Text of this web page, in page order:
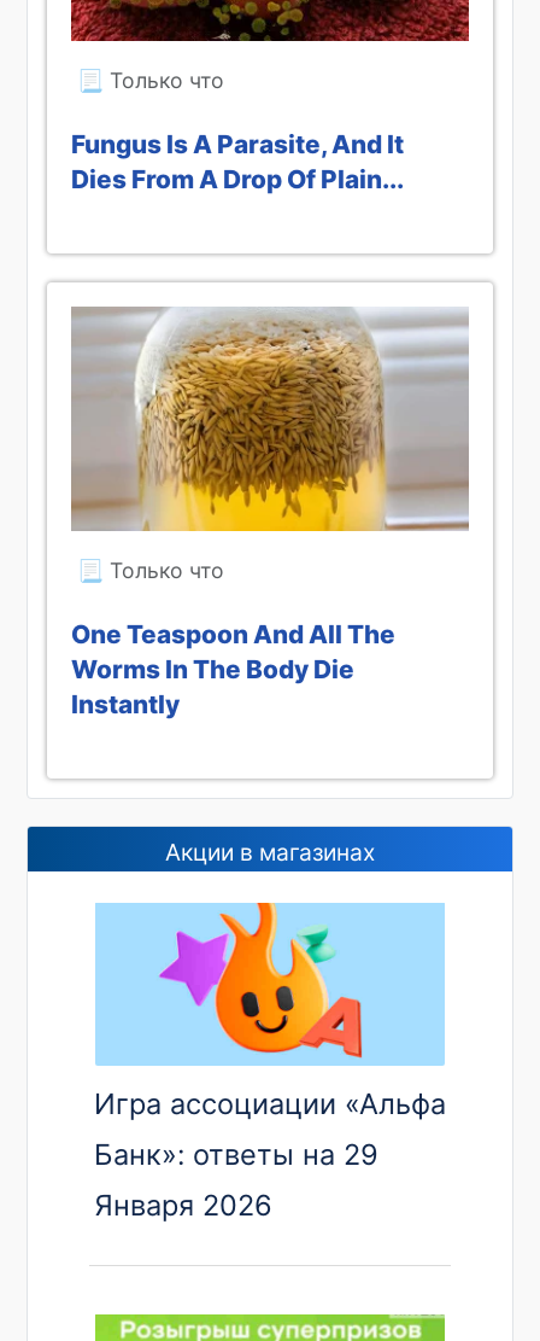
Fungus Is A Parasite, And It
Dies From A Drop Of Plain...
One Teaspoon And All The
Worms In The Body Die
Instantly
Акции в магазинах
Игра ассоциации «Альфа
Банк»: ответы на 29
Января 2026